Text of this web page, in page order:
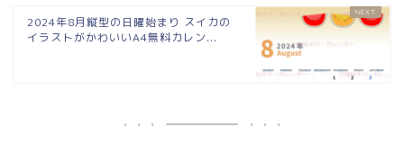
2024年8月縦型の日曜始まり スイカの
イラストがかわいいA4無料カレン...